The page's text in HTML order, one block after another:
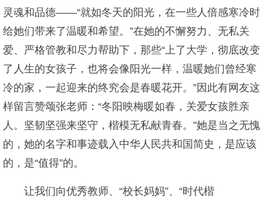
灵魂和品德——“就如冬天的阳光，在一些人倍感寒冷时
给她们带来了温暖和希望。”在她的不懈努力、无私关
爱、严格管教和尽力帮助下，那些“上了大学，彻底改变
了人生的女孩子，也将会像阳光一样，温暖她们曾经寒
冷的家，一起迎来的终究会是春暖花开。”因此有网友这
样留言赞颂张老师：“冬阳映梅暖如春，关爱女孩胜亲
人。坚韧坚强来坚守，楷模无私献青春。”她是当之无愧
的，她的名字和事迹载入中华人民共和国简史，是应该
的，是“值得”的。
让我们向优秀教师、“校长妈妈”、“时代楷